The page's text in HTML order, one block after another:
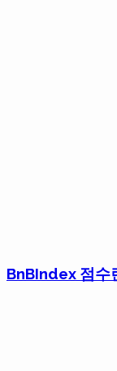
BnBIndex 점수